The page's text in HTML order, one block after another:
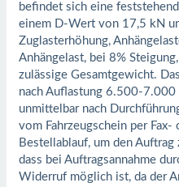
befindet sich eine
einem D-Wert von 17,5 kN
Zuglasterhöhung,
Anhängelast, bei 8%
zulässige Gesamtgewicht.
nach Auflastung 6.500-7.000
unmittelbar nach
vom Fahrzeugschein per Fax-
Bestellablauf, um den
dass bei Auftragsannahme
Widerruf möglich ist, da der